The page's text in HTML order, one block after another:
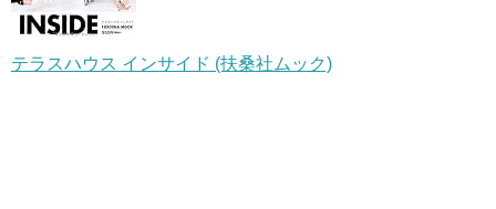
テラスハウス インサイド (扶桑社ムック)